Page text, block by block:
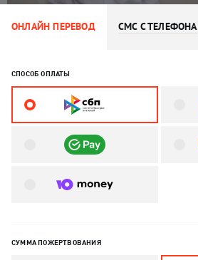
ОНЛАЙН ПЕРЕВОД СМС С ТЕЛЕФОНА
СПОСОБ ОПЛАТЫ
СУММА ПОЖЕРТВОВАНИЯ